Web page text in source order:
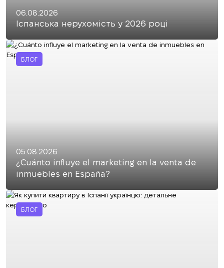
06.08.2026
Іспанська нерухомість у 2026 році
БЛОГ
05.08.2026
¿Cuánto influye el marketing en la venta de
inmuebles en España?
БЛОГ